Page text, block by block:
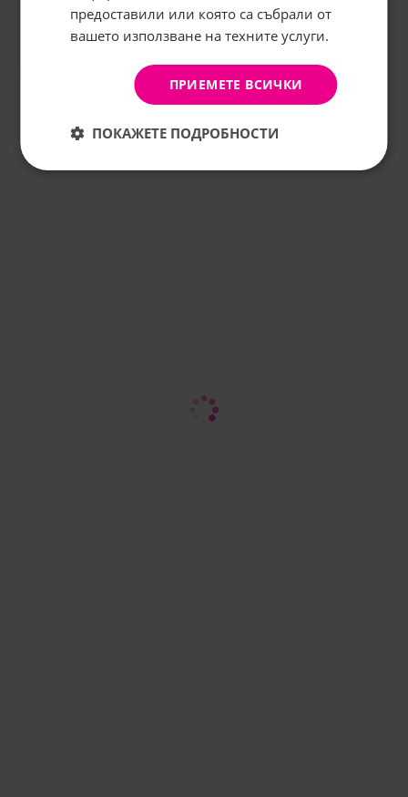
КОМЕНТИРАЙ
АБОНИРАНЕ
Не, благодаря
предоставили или която са събрали от
вашето използване на техните услуги.
ПРИЕМЕТЕ ВСИЧКИ
ПОКАЖЕТЕ ПОДРОБНОСТИ